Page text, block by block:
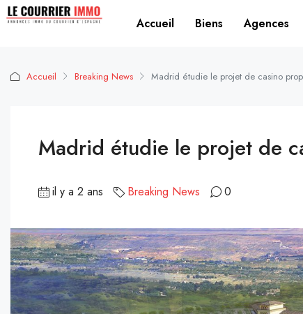
Accueil Biens Agences
Accueil Breaking News Madrid étudie le projet de casino
Madrid étudie le projet de
il y a 2 ans Breaking News 0